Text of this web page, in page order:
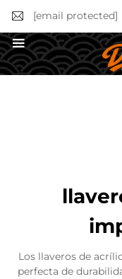
[email protected]
Los llaveros de
perfecta de